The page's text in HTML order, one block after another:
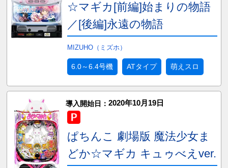
☆マギカ[前編]始まりの物語
／[後編]永遠の物語
MIZUHO（ミズホ）
6.0～6.4号機 ATタイプ 萌えスロ
導入開始日： 2020年10月19日
ぱちんこ 劇場版 魔法少女ま
どか☆マギカ キュゥべえver.